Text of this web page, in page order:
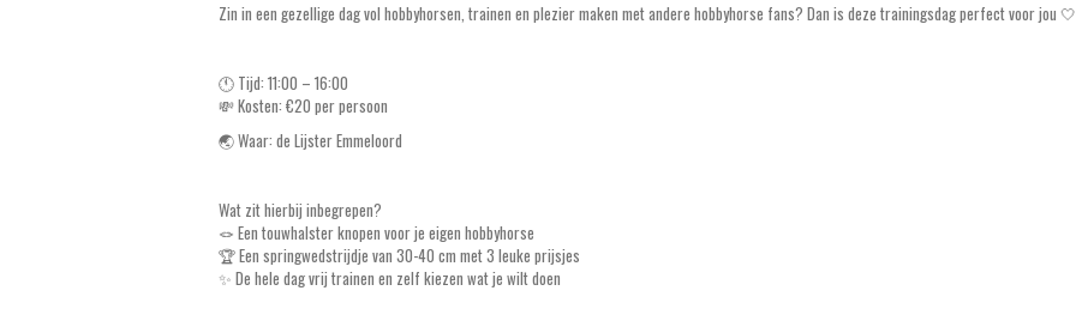
Zin in een gezellige dag vol hobbyhorsen, trainen en plezier maken met andere hobbyhorse fans? Dan is deze trainingsdag perfect voor jou 🤍
🕚 Tijd: 11:00 – 16:00
💸 Kosten: €20 per persoon
🌏 Waar: de Lijster Emmeloord
Wat zit hierbij inbegrepen?
🪢 Een touwhalster knopen voor je eigen hobbyhorse
🏆 Een springwedstrijdje van 30-40 cm met 3 leuke prijsjes
✨ De hele dag vrij trainen en zelf kiezen wat je wilt doen